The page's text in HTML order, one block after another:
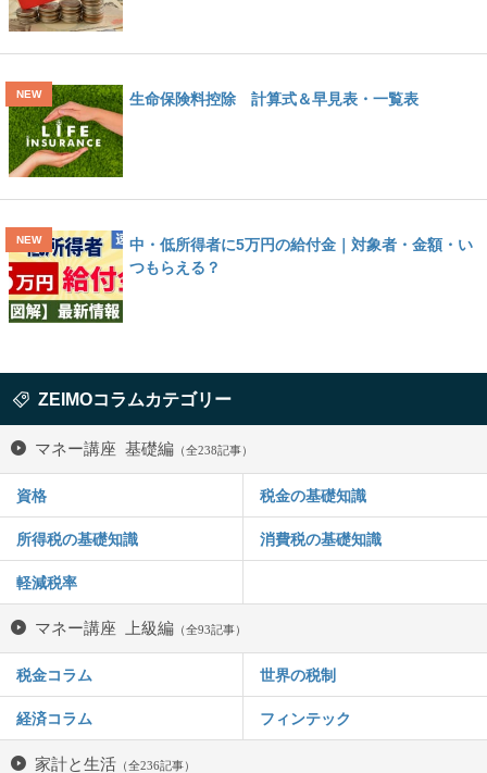
生命保険料控除 計算式＆早見表・一覧表
中・低所得者に5万円の給付金｜対象者・金額・い
つもらえる？
ZEIMOコラムカテゴリー
マネー講座 基礎編 （全238記事）
資格 税金の基礎知識
所得税の基礎知識 消費税の基礎知識
軽減税率
マネー講座 上級編 （全93記事）
税金コラム 世界の税制
経済コラム フィンテック
家計と生活 （全236記事）